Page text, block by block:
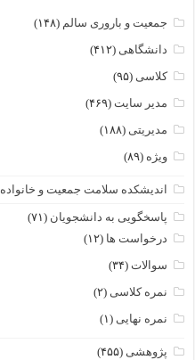
جمعیت و باروری سالم (۱۴۸)
دانشگاهی (۴۱۲)
کلاسی (۹۵)
مدیر سایت (۴۶۹)
مدیریتی (۱۸۸)
ویژه (۸۹)
اندیشکده سلامت جمعیت و خانواده
پاسخگویی به دانشجویان (۷۱)
درخواست ها (۱۲)
سوالات (۳۴)
نمره کلاسی (۲)
نمره نهایی (۱)
پژوهشی (۴۵۵)